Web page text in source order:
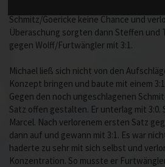
Schmitz/Goericke keine Chance und
Überaschung sorgten dann Steffen und
gegen Wolff/Furtwängler mit 3:1.
Michael ließ sich nicht von den
Konzept bringen und baute mit einem
Gegen den noch ungeschlagenen
Satz offen gestalten. Er unterlag mit
Marcel. Nach verlorenem ersten Satz
dann auf und gewann mit 3:1. Es war
haderte zu sehr mit sich selbst und
Konzentration. So musste er